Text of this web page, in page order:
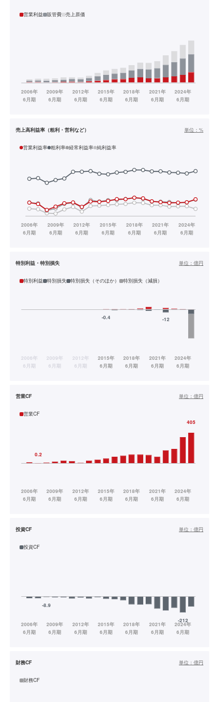
営業利益 販管費 売上原価
売上高利益率（粗利・営利など） 単位： %
営業利益率 粗利率 経常利益率 純利益率
特別利益・特別損失 単位： 億円
特別利益 特別損失 特別損失（そのほか） 特別損失（減損）
営業CF 単位： 億円
営業CF
投資CF 単位： 億円
投資CF
財務CF 単位： 億円
財務CF